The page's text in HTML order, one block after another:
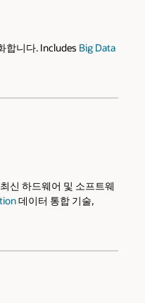
합니다. Includes Big Data
신 하드웨어 및 소프트웨
데이터 통합 기술,